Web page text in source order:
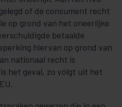
of de consument recht
op grond van het oneerlijke
betaalde
hiervan op grond van
nationaal recht is
het geval, zo volgt uit het